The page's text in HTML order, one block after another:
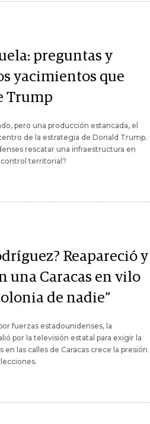
preguntas y
yacimientos que
Trump
pero una producción estancada, el
de la estrategia de Donald Trump.
rescatar una infraestructura en
territorial?
Reapareció y
una Caracas en vilo
de nadie”
fuerzas estadounidenses, la
por la televisión estatal para exigir la
las calles de Caracas crece la presión